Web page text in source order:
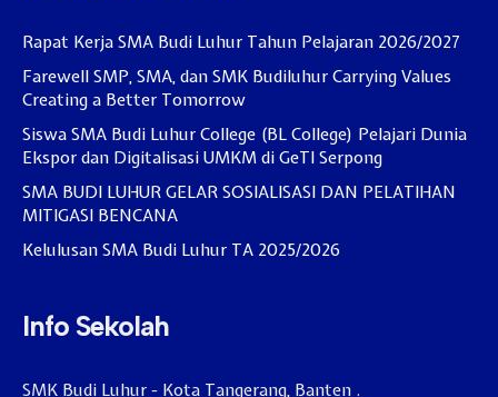
Rapat Kerja SMA Budi Luhur Tahun Pelajaran 2026/2027
Farewell SMP, SMA, dan SMK Budiluhur Carrying Values
Creating a Better Tomorrow
Siswa SMA Budi Luhur College (BL College) Pelajari Dunia
Ekspor dan Digitalisasi UMKM di GeTI Serpong
SMA BUDI LUHUR GELAR SOSIALISASI DAN PELATIHAN
MITIGASI BENCANA
Kelulusan SMA Budi Luhur TA 2025/2026
Info Sekolah
SMK Budi Luhur - Kota Tangerang, Banten .